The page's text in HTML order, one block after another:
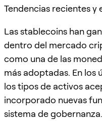
Tendencias recientes
Las stablecoins han
dentro del mercado
como una de las
más adoptadas. En los
los tipos de activos
incorporado nuevas
sistema de